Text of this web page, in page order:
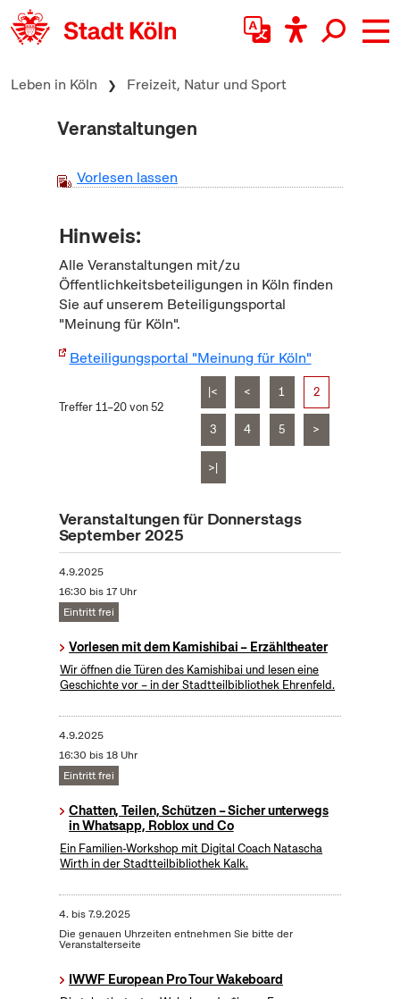
zum Inhalt springen
Leben in Köln Freizeit, Natur und Sport
Veranstaltungen
Vorlesen lassen
Hinweis:
Alle Veranstaltungen mit/zu
Öffentlichkeitsbeteiligungen in Köln finden
Sie auf unserem Beteiligungsportal
"Meinung für Köln".
Beteiligungsportal "Meinung für Köln"
Treffer 11–20 von 52
|< < 1 2
3 4 5 >
>|
Veranstaltungen für Donnerstags
September 2025
4.9.2025
16:30 bis 17 Uhr
Eintritt frei
Vorlesen mit dem Kamishibai – Erzähltheater
Wir öffnen die Türen des Kamishibai und lesen eine
Geschichte vor – in der Stadtteilbibliothek Ehrenfeld.
4.9.2025
16:30 bis 18 Uhr
Eintritt frei
Chatten, Teilen, Schützen – Sicher unterwegs
in Whatsapp, Roblox und Co
Ein Familien-Workshop mit Digital Coach Natascha
Wirth in der Stadtteilbibliothek Kalk.
4. bis7.9.2025
Die genauen Uhrzeiten entnehmen Sie bitte der
Veranstalterseite
IWWF European Pro Tour Wakeboard